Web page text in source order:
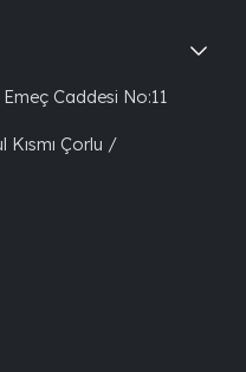
Caddesi No:11
Çorlu /